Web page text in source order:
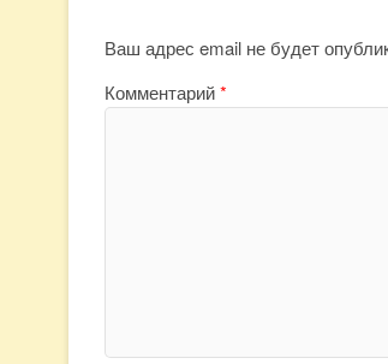
Ваш адрес email не будет
Комментарий*